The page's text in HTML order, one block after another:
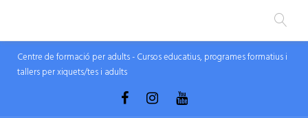
Centre de formació per adults - Cursos educatius, programes formatius i
tallers per xiquets/tes i adults